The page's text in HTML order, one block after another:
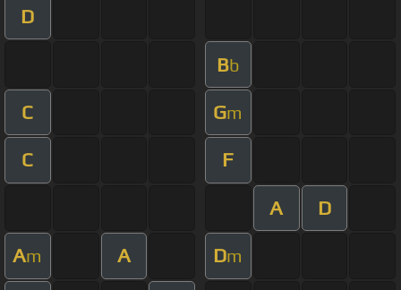
D
Bb
C Gm
C F
A D
Am A Dm